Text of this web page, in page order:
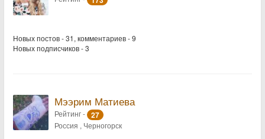
Новых постов - 31, комментариев - 9
Новых подписчиков - 3
Мээрим Матиева
Рейтинг - 27
Россия , Черногорск